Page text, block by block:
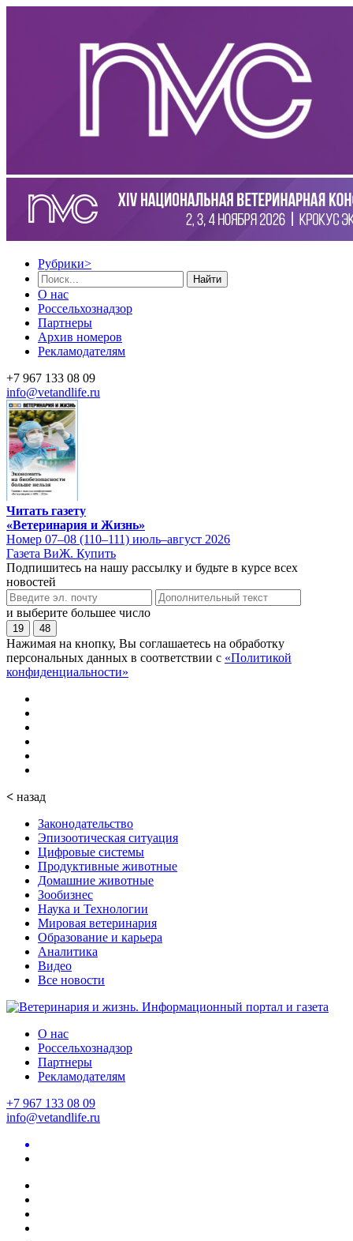
Рубрики>
Найти
О нас
Россельхознадзор
Партнеры
Архив номеров
Рекламодателям
+7 967 133 08 09
info@vetandlife.ru
Читать газету
«Ветеринария и Жизнь»
Номер 07–08 (110–111) июль–август 2026
Газета ВиЖ. Купить
Подпишитесь на нашу рассылку и будьте в курсе всех
новостей
и выберите большее число
19 48
Нажимая на кнопку, Вы соглашаетесь на обработку
персональных данных в соответствии с «Политикой
конфиденциальности»
< назад
Законодательство
Эпизоотическая ситуация
Цифровые системы
Продуктивные животные
Домашние животные
Зообизнес
Наука и Технологии
Мировая ветеринария
Образование и карьера
Аналитика
Видео
Все новости
О нас
Россельхознадзор
Партнеры
Рекламодателям
+7 967 133 08 09
info@vetandlife.ru